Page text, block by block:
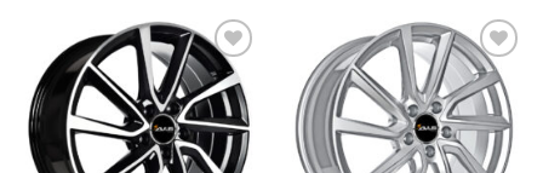
Aggiungi
alla lista
dei
desideri
Aggiungi
alla lista
dei
desideri